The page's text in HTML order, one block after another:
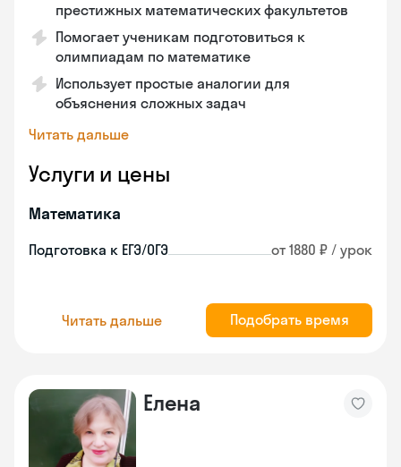
престижных математических факультетов
Помогает ученикам подготовиться к
олимпиадам по математике
Использует простые аналогии для
объяснения сложных задач
Читать дальше
Услуги и цены
Математика
Подготовка к ЕГЭ/ОГЭ от 1880 ₽ / урок
Читать дальше Подобрать время
Елена